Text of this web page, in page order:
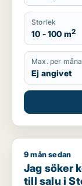
Storlek
10 - 100 m2
Max. per
Ej angivet
Jag söker
9 mån sedan
Jag söker
till salu i